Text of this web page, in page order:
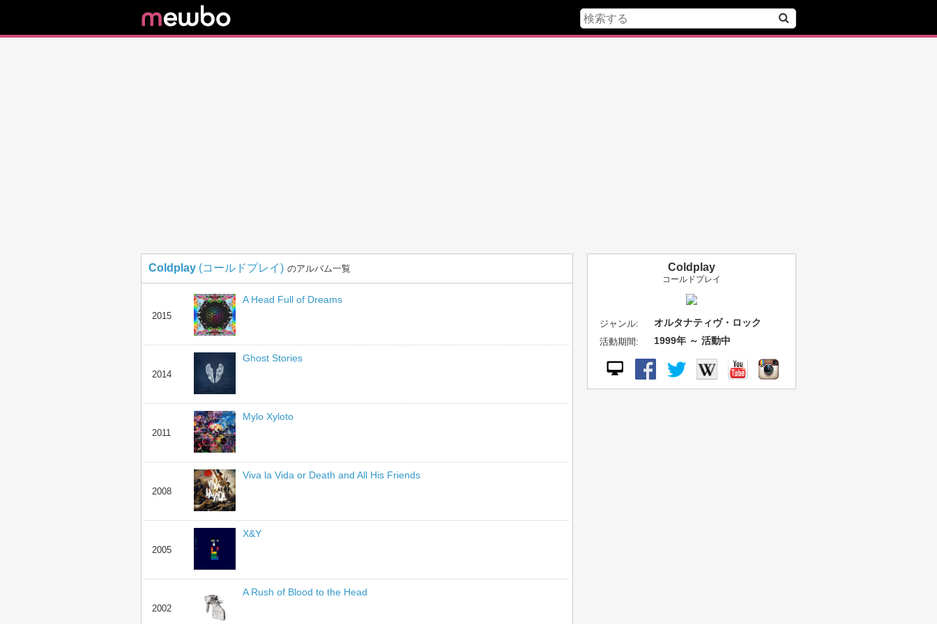
Coldplay (コールドプレイ) のアルバム一覧
2015
A Head Full of Dreams
2014
Ghost Stories
2011
Mylo Xyloto
2008
Viva la Vida or Death and All His Friends
2005
X&Y
2002
A Rush of Blood to the Head
Coldplay
コールドプレイ
ジャンル:
オルタナティヴ・ロック
活動期間:
1999年 ～ 活動中